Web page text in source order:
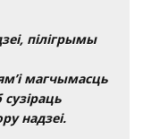
пілігрымы
магчымасць
надзеі.